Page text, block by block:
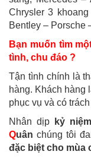
Chrysler 3
Bentley – Porsche
Bạn muốn tìm
tình, chu đáo ?
Tận tình chính là
hàng. Khách hàng
phục vụ và có
Nhân dịp
kỷ
Quân chúng tôi
đặc biệt cho mùa